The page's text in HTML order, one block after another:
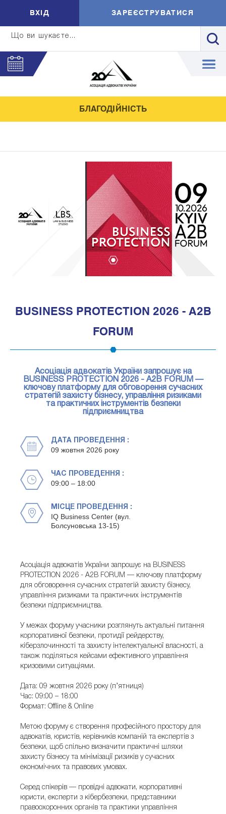
Що ви шукаєте...
ВXIД ЗАРЕЄСТРУВАТИСЯ
БЛАГОДІЙНІСТЬ
BUSINESS PROTECTION 2026 - A2B
FORUM
Асоціація адвокатів України запрошує на
BUSINESS PROTECTION 2026 - A2B FORUM —
ключову платформу для обговорення сучасних
стратегій захисту бізнесу, управління ризиками
та практичних інструментів безпеки
підприємництва
ДАТА ПРОВЕДЕННЯ :
09 жовтня 2026 року
ЧАС ПРОВЕДЕННЯ :
09:00 – 18:00
МІСЦЕ ПРОВЕДЕННЯ :
IQ Business Center (вул.
Болсуновська 13-15)
Асоціація адвокатів України запрошує на BUSINESS
PROTECTION 2026 - A2B FORUM — ключову платформу
для обговорення сучасних стратегій захисту бізнесу,
управління ризиками та практичних інструментів
безпеки підприємництва.
У межах форуму учасники розглянуть актуальні питання
корпоративної безпеки, протидії рейдерству,
кіберзлочинності та захисту інтелектуальної власності, а
також поділяться кейсами ефективного управління
кризовими ситуаціями.
Дата: 09 жовтня 2026 року (п’ятниця)
Час: 09:00 – 18:00
Формат: Offline & Online
Метою форуму є створення професійного простору для
адвокатів, юристів, керівників компаній та експертів з
безпеки, щоб спільно визначити практичні шляхи
захисту бізнесу та мінімізації ризиків у сучасних
економічних та правових умовах.
Серед спікерів — провідні адвокати, корпоративні
юристи, експерти з кібербезпеки, представники
правоохоронних органів та практики управління